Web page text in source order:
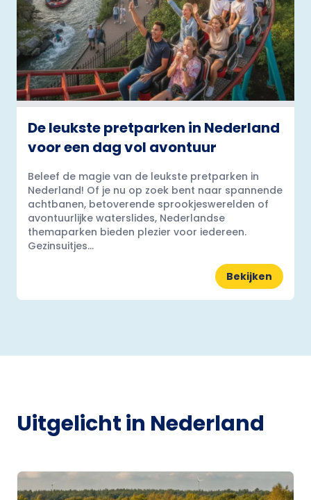
De leukste pretparken in Nederland
voor een dag vol avontuur
Beleef de magie van de leukste pretparken in
Nederland! Of je nu op zoek bent naar spannende
achtbanen, betoverende sprookjeswerelden of
avontuurlijke waterslides, Nederlandse
themaparken bieden plezier voor iedereen.
Gezinsuitjes...
Bekijken
Uitgelicht in Nederland